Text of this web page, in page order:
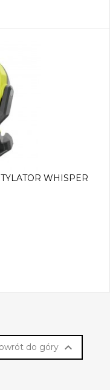
WHISPER
do góry 